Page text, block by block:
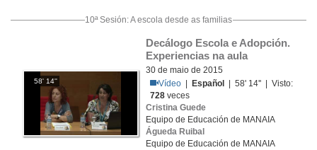
10ª Sesión: A escola desde as familias
58' 14''
Decálogo Escola e Adopción.
Experiencias na aula
30 de maio de 2015
Vídeo
Español
| 58' 14'' | Visto:
728 veces
Cristina Guede
Equipo de Educación de MANAIA
Águeda Ruibal
Equipo de Educación de MANAIA